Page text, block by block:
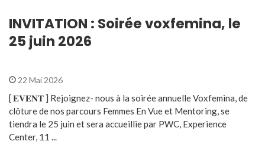
INVITATION : Soirée voxfemina, le
25 juin 2026
22 Mai 2026
[ 𝐄𝐕𝐄𝐍𝐓 ] Rejoignez- nous à la soirée annuelle Voxfemina, de
clôture de nos parcours Femmes En Vue et Mentoring, se
tiendra le 25 juin et sera accueillie par PWC, Experience
Center, 11 ...